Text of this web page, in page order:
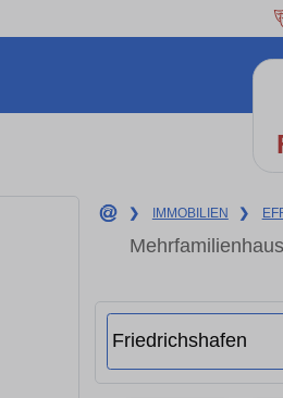
❯ IMMOBILIEN ❯